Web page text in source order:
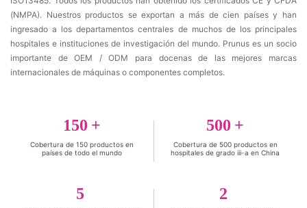
(NMPA). Nuestros productos se exportan a más de cien países y han
ingresado a los departamentos centrales de muchos de los principales
hospitales e instituciones de investigación del mundo. Prunus es un socio
importante de OEM / ODM para docenas de las mejores marcas
internacionales de máquinas o componentes completos.
150
Cobertura de 150 productos en
países de todo el mundo
500
Cobertura de 500 productos en
hospitales de grado iii-a en China
5 2